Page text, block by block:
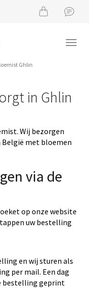
Ghlin
in Ghlin
Wij bezorgen
België met bloemen
via de
op onze website
uw bestelling
en wij sturen als
per mail. Een dag
bestelling geprint